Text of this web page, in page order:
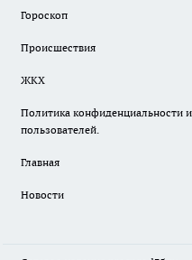
Гороскоп
Происшествия
ЖКХ
Политика конфиденциальности
пользователей.
Главная
Новости